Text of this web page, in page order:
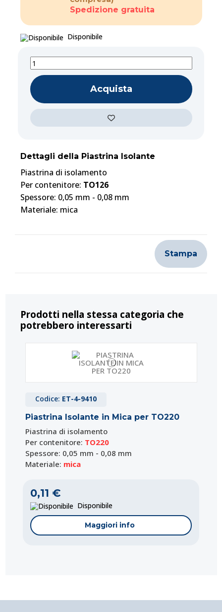
Spedizione gratuita
Disponibile
Acquista
Dettagli della Piastrina Isolante
Piastrina di isolamento
Per contenitore: TO126
Spessore: 0,05 mm - 0,08 mm
Materiale: mica
Stampa
Prodotti nella stessa categoria che
potrebbero interessarti
Codice: ET-4-9410
Piastrina Isolante in Mica per TO220
Piastrina di isolamento
Per contenitore: TO220
Spessore: 0,05 mm - 0,08 mm
Materiale: mica
0,11 €
Disponibile
Maggiori info